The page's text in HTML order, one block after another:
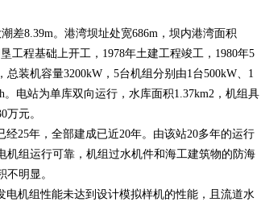
差8.39m。港湾坝址处宽686m，坝内港湾面积
工程基础上开工，1978年土建工程竣工，1980年5
装机容量3200kW，5台机组分别由1台500kW、1
电站为单库双向运行，水库面积1.37km2，机组具
元。
25年，全部建成已近20年。由该站20多年的运行
组运行可靠，机组过水机件和海工建筑物的防海
明显。
机组性能未达到设计模拟样机的性能，且流道水